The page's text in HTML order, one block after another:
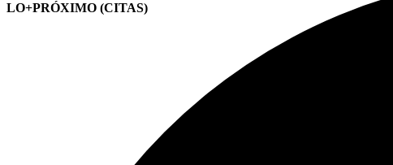
LO+PRÓXIMO (CITAS)